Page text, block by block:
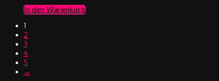
In den Warenkorb
1
2
3
4
5
→